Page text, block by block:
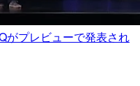
がプレビューで発表され